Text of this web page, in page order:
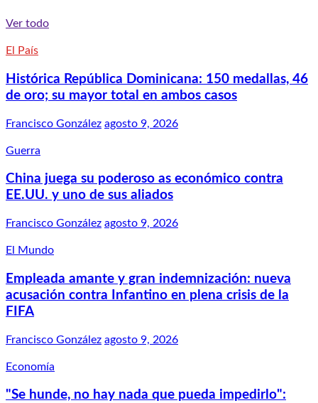
Ver todo
El País
Histórica República Dominicana: 150 medallas, 46
de oro; su mayor total en ambos casos
Francisco González agosto 9, 2026
Guerra
China juega su poderoso as económico contra
EE.UU. y uno de sus aliados
Francisco González agosto 9, 2026
El Mundo
Empleada amante y gran indemnización: nueva
acusación contra Infantino en plena crisis de la
FIFA
Francisco González agosto 9, 2026
Economía
"Se hunde, no hay nada que pueda impedirlo":